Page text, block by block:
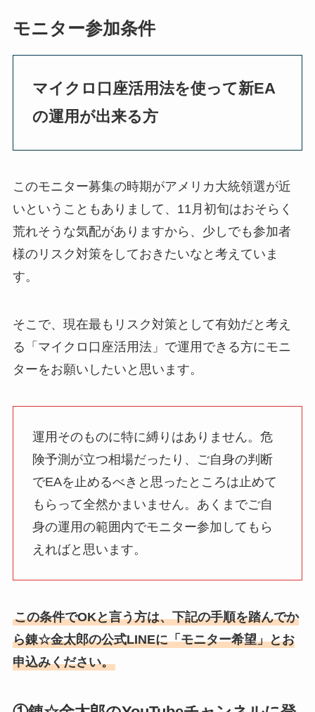
モニター参加条件
マイクロ口座活用法を使って新EA
の運用が出来る方
このモニター募集の時期がアメリカ大統領選が近
いということもありまして、11月初旬はおそらく
荒れそうな気配がありますから、少しでも参加者
様のリスク対策をしておきたいなと考えていま
す。
そこで、現在最もリスク対策として有効だと考え
る「マイクロ口座活用法」で運用できる方にモニ
ターをお願いしたいと思います。
運用そのものに特に縛りはありません。危
険予測が立つ相場だったり、ご自身の判断
でEAを止めるべきと思ったところは止めて
もらって全然かまいません。あくまでご自
身の運用の範囲内でモニター参加してもら
えればと思います。
この条件でOKと言う方は、下記の手順を踏んでか
ら錬☆金太郎の公式LINEに「モニター希望」とお
申込みください。